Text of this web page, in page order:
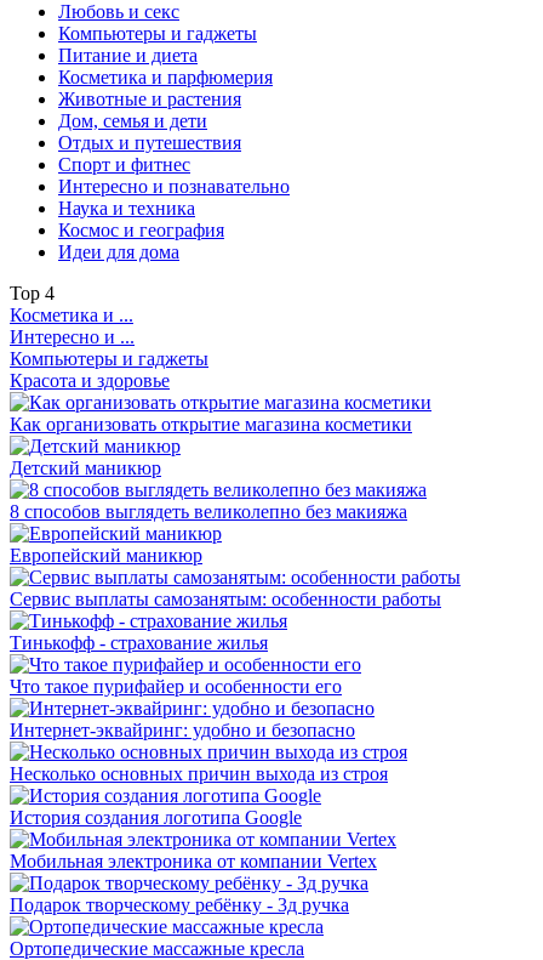
Любовь и секс
Компьютеры и гаджеты
Питание и диета
Косметика и парфюмерия
Животные и растения
Дом, семья и дети
Отдых и путешествия
Спорт и фитнес
Интересно и познавательно
Наука и техника
Космос и география
Идеи для дома
Top 4
Косметика и ...
Интересно и ...
Компьютеры и гаджеты
Красота и здоровье
Как организовать открытие магазина косметики
Детский маникюр
8 способов выглядеть великолепно без макияжа
Европейский маникюр
Сервис выплаты самозанятым: особенности работы
Тинькофф - страхование жилья
Что такое пурифайер и особенности его
Интернет-эквайринг: удобно и безопасно
Несколько основных причин выхода из строя
История создания логотипа Google
Мобильная электроника от компании Vertex
Подарок творческому ребёнку - 3д ручка
Ортопедические массажные кресла